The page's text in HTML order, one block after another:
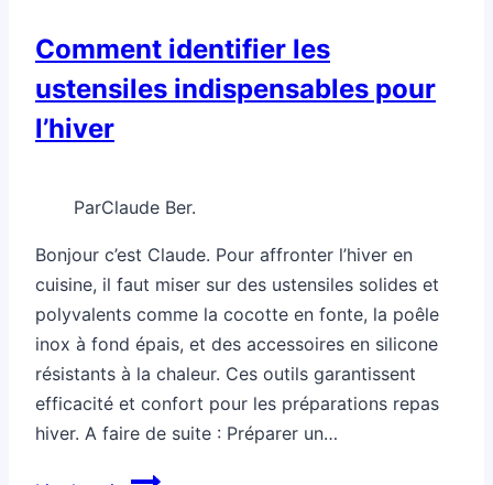
ustensile
pro
Comment identifier les
ustensiles indispensables pour
l’hiver
ParClaude Ber.
Bonjour c’est Claude. Pour affronter l’hiver en
cuisine, il faut miser sur des ustensiles solides et
polyvalents comme la cocotte en fonte, la poêle
inox à fond épais, et des accessoires en silicone
résistants à la chaleur. Ces outils garantissent
efficacité et confort pour les préparations repas
hiver. A faire de suite : Préparer un…
Comment